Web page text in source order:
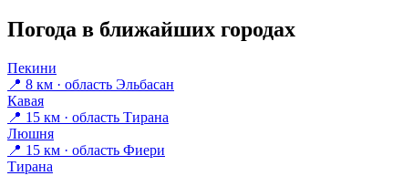
Погода в ближайших городах
Пекини
📍 8 км · область Эльбасан
Кавая
📍 15 км · область Тирана
Люшня
📍 15 км · область Фиери
Тирана